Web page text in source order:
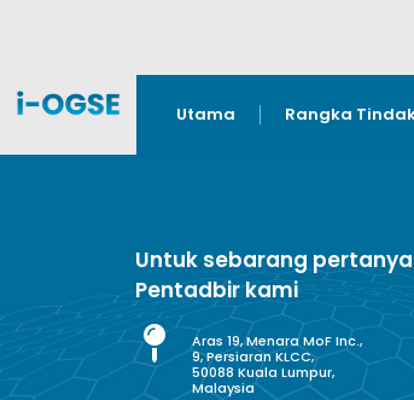
Utama Rangka
Untuk sebarang
Pentadbir kami
Aras 19, Menara MoF Inc.,
9, Persiaran KLCC,
50088 Kuala Lumpur,
Malaysia